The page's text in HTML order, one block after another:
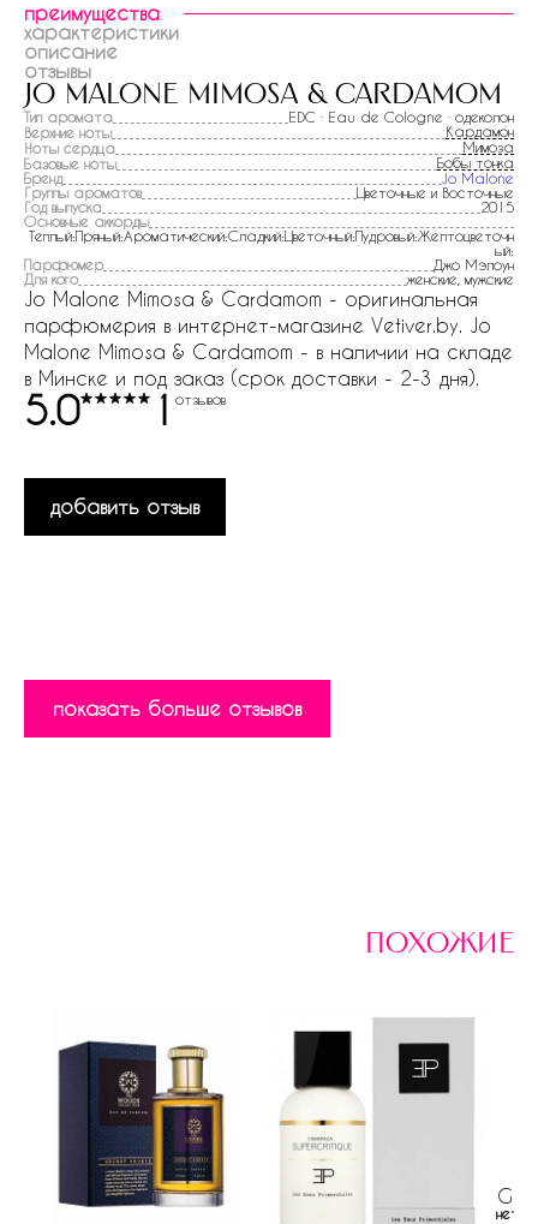
преимущества
характеристики
описание
отзывы
jo malone mimosa & cardamom
Тип аромата
EDC · Eau de Cologne · одеколон
Верхние ноты
Кардамон
Ноты сердца
Мимоза
Базовые ноты
Бобы тонка
Бренд
Jo Malone
Группы ароматов
Цветочные и Восточные
Год выпуска
2015
Основные аккорды
Теплый:Пряный:Ароматический:Сладкий:Цветочный:Пудровый:Желтоцветочн
ый:
Парфюмер
Джо Мэлоун
Для кого
женские, мужские
Jo Malone Mimosa & Cardamom - оригинальная
парфюмерия в интернет-магазине Vetiver.by. Jo
Malone Mimosa & Cardamom - в наличии на складе
в Минске и под заказ (срок доставки - 2-3 дня).
5.0 1 отзывов
добавить отзыв
показать больше отзывов
похожие
нет